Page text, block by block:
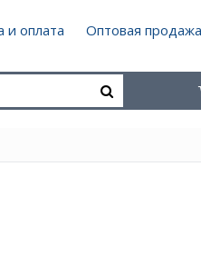
и оплата Оптовая продажа